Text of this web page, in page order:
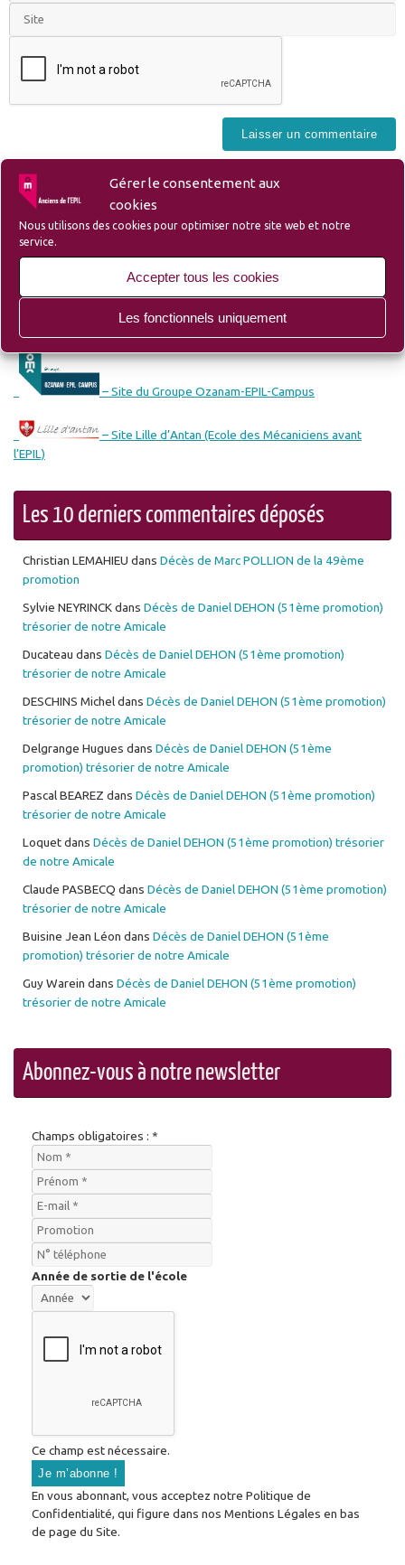
Gérer le consentement aux
cookies
Nous utilisons des cookies pour optimiser notre site web et notre
service.
Accepter tous les cookies
Les fonctionnels uniquement
Liens
– Liste des membres et sympathisants de l’Amicale
– Site du Groupe Ozanam-EPIL-Campus
– Site Lille d’Antan (Ecole des Mécaniciens avant
l’EPIL)
Les 10 derniers commentaires déposés
Christian LEMAHIEU dans Décès de Marc POLLION de la 49ème
promotion
Sylvie NEYRINCKdans Décès de Daniel DEHON (51ème promotion)
trésorier de notre Amicale
Ducateau dans Décès de Daniel DEHON (51ème promotion)
trésorier de notre Amicale
DESCHINS Micheldans Décès de Daniel DEHON (51ème promotion)
trésorier de notre Amicale
Delgrange Hugues dans Décès de Daniel DEHON (51ème
promotion) trésorier de notre Amicale
Pascal BEAREZ dans Décès de Daniel DEHON (51ème promotion)
trésorier de notre Amicale
Loquetdans Décès de Daniel DEHON (51ème promotion) trésorier
de notre Amicale
Claude PASBECQ dans Décès de Daniel DEHON (51ème promotion)
trésorier de notre Amicale
Buisine Jean Léon dans Décès de Daniel DEHON (51ème
promotion) trésorier de notre Amicale
Guy Warein dans Décès de Daniel DEHON (51ème promotion)
trésorier de notre Amicale
Abonnez-vous à notre newsletter
Champs obligatoires : *
Année de sortie de l'école
Ce champ est nécessaire.
En vous abonnant, vous acceptez notre Politique de
Confidentialité, qui figure dans nos Mentions Légales en bas
de page du Site.